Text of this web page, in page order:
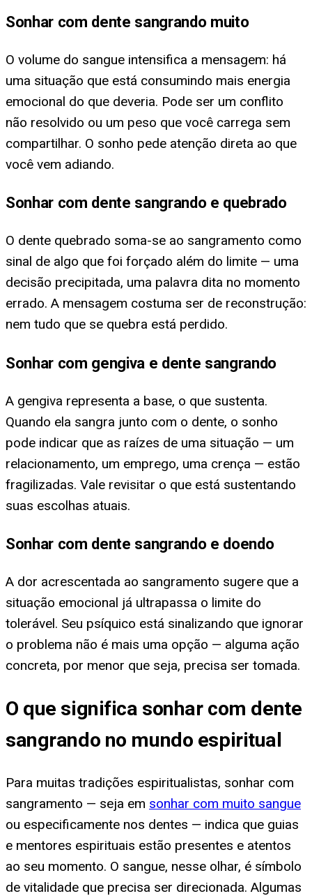
Sonhar com dente sangrando muito
O volume do sangue intensifica a mensagem: há
uma situação que está consumindo mais energia
emocional do que deveria. Pode ser um conflito
não resolvido ou um peso que você carrega sem
compartilhar. O sonho pede atenção direta ao que
você vem adiando.
Sonhar com dente sangrando e quebrado
O dente quebrado soma-se ao sangramento como
sinal de algo que foi forçado além do limite — uma
decisão precipitada, uma palavra dita no momento
errado. A mensagem costuma ser de reconstrução:
nem tudo que se quebra está perdido.
Sonhar com gengiva e dente sangrando
A gengiva representa a base, o que sustenta.
Quando ela sangra junto com o dente, o sonho
pode indicar que as raízes de uma situação — um
relacionamento, um emprego, uma crença — estão
fragilizadas. Vale revisitar o que está sustentando
suas escolhas atuais.
Sonhar com dente sangrando e doendo
A dor acrescentada ao sangramento sugere que a
situação emocional já ultrapassa o limite do
tolerável. Seu psíquico está sinalizando que ignorar
o problema não é mais uma opção — alguma ação
concreta, por menor que seja, precisa ser tomada.
O que significa sonhar com dente
sangrando no mundo espiritual
Para muitas tradições espiritualistas, sonhar com
sangramento — seja em sonhar com muito sangue
ou especificamente nos dentes — indica que guias
e mentores espirituais estão presentes e atentos
ao seu momento. O sangue, nesse olhar, é símbolo
de vitalidade que precisa ser direcionada. Algumas